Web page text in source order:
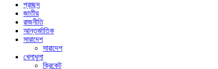
প্রচ্ছদ
জাতীয়
রাজনীতি
আন্তর্জাতিক
সারাদেশ
সারাদেশ
খেলাধুলা
ক্রিকেট